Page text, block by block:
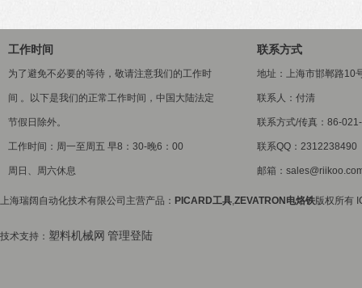
工作时间
为了避免不必要的等待，敬请注意我们的工作时
间 。以下是我们的正常工作时间，中国大陆法定
节假日除外。
工作时间：周一至周五 早8：30-晚6：00
周日、周六休息
联系方式
地址：上海市邯郸路10
联系人：付清
联系方式/传真：86-
联系QQ：2312238490
邮箱：
上海瑞阔自动化技术有限公司主营产品： PICARD工具,ZEVATRON电烙铁版权所有
技术支持： 塑料机械网 管理登陆